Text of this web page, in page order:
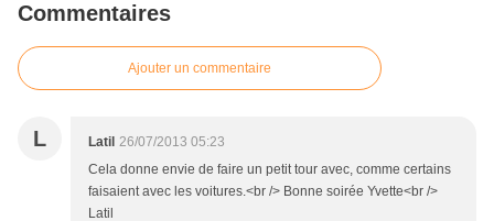
Commentaires
Ajouter un commentaire
L Latil 26/07/2013 05:23
Cela donne envie de faire un petit tour avec, comme certains
faisaient avec les voitures.<br /> Bonne soirée Yvette<br />
Latil